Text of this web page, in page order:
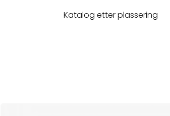
Katalog etter plassering